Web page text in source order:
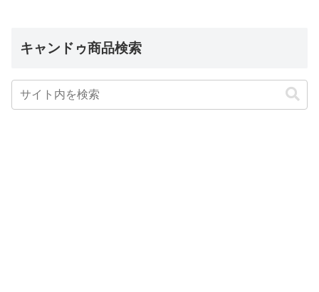
キャンドゥ商品検索